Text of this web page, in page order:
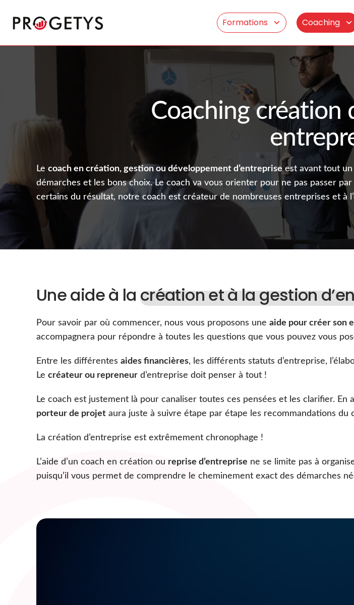
Formations Coaching
Coaching création
Le coach en création, gestion ou développement d’entrepriseest avant tout un
démarches et les bons choix. Le coach va vous orienter pour ne pas passer
certains du résultat, notre coach est créateur de nombreuses entreprises et à
Une aide à lacréation et à la gestion
Pour savoir par où commencer, nous vous proposons une aide pour créer son
accompagnera pour répondre à toutes les questions que vous pouvez vous
Entre les différentes aides financières, les différents statuts d’entreprise,
Le créateur ou repreneur d’entreprise doit penser à tout !
Le coach est justement là pour canaliser toutes ces pensées et les clarifier. En
porteur de projet aura juste à suivre étape par étape les recommandations du
La création d’entreprise est extrêmement chronophage !
L’aide d’un coach en création ou reprise d’entreprise ne se limite pas à
puisqu’il vous permet de comprendre le cheminement exact des démarches